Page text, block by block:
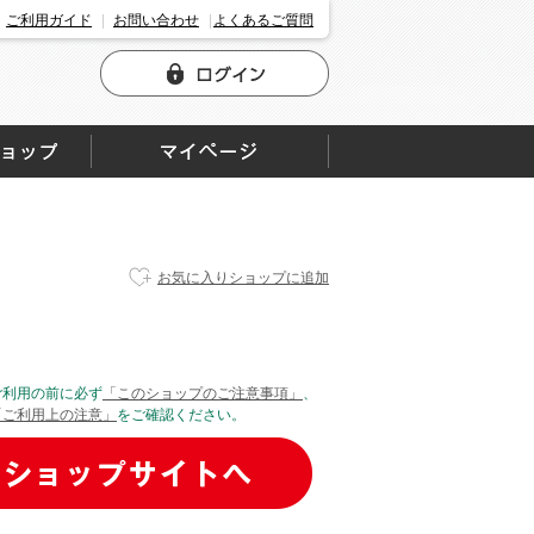
ご利用ガイド お問い合わせ よくあるご質問
お気に入りショップに追加
用の前に必ず 「このショップのご注意事項」 、
利用上の注意」 をご確認ください。